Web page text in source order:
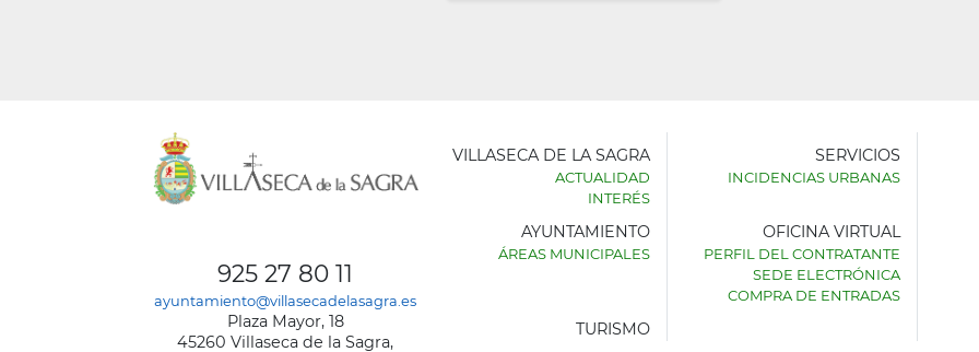
925 27 80 11
ayuntamiento@villasecadelasagra.es
Plaza Mayor, 18
45260 Villaseca de la Sagra,
AYUNTAMIENTO
VILLASECA DE LA SAGRA
ACTUALIDAD
INTERÉS
SERVICIOS
INCIDENCIAS URBANAS
AYUNTAMIENTO
ÁREAS MUNICIPALES
OFICINA VIRTUAL
PERFIL DEL CONTRATANTE
SEDE ELECTRÓNICA
COMPRA DE ENTRADAS
TURISMO